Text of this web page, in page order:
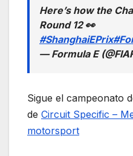
Here’s how the
Round 12 👀
#ShanghaiEPrix
— Formula E
Sigue el campeonato
de Circuit Specific –
motorsport